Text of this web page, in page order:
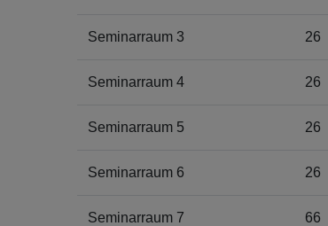
Seminarraum 3 26
Seminarraum 4 26
Seminarraum 5 26
Seminarraum 6 26
Seminarraum 7 66